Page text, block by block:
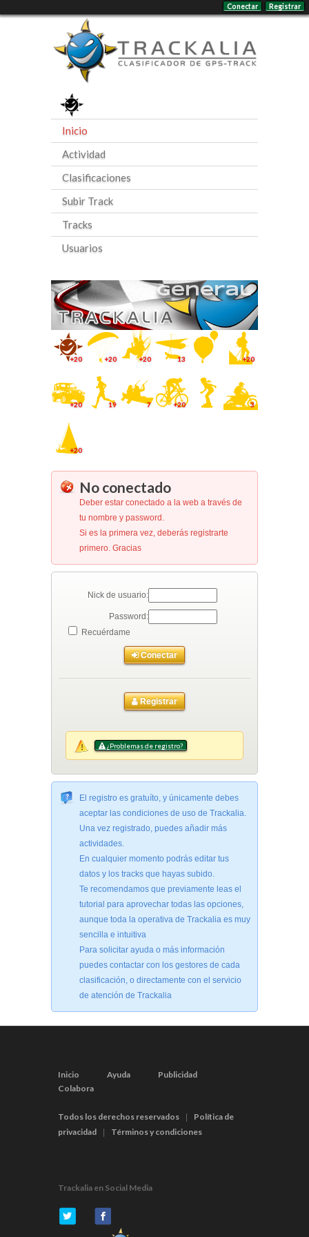
Conectar Registrar
Inicio
Actividad
Clasificaciones
Subir Track
Tracks
Usuarios
General
+20 +20 +20 13 +20
+20 19 7 +20 3
+20
No conectado
Deber estar conectado a la web a través de
tu nombre y password.
Si es la primera vez, deberás registrarte
primero. Gracias
Nick de usuario:
Password:
Recuérdame
Conectar
Registrar
¿Problemas de registro?
El registro es gratuíto, y únicamente debes
aceptar las condiciones de uso de Trackalia.
Una vez registrado, puedes añadir más
actividades.
En cualquier momento podrás editar tus
datos y los tracks que hayas subido.
Te recomendamos que previamente leas el
tutorial para aprovechar todas las opciones,
aunque toda la operativa de Trackalia es muy
sencilla e intuitiva
Para solicitar ayuda o más información
puedes contactar con los gestores de cada
clasificación, o directamente con el servicio
de atención de Trackalia
Inicio Ayuda
Publicidad
Colabora
Todos los derechos reservados
Política de
privacidad
Términos y condiciones
Trackalia en Social Media